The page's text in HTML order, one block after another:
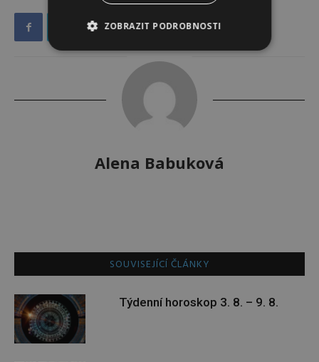
Alena Babuková
SOUVISEJÍCÍ ČLÁNKY
Týdenní horoskop 3. 8. – 9. 8.
ZOBRAZIT PODROBNOSTI